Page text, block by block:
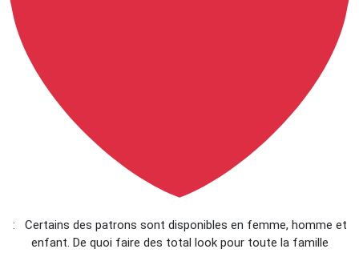
: Certains des patrons sont disponibles en femme, homme et
enfant. De quoi faire des total look pour toute la famille